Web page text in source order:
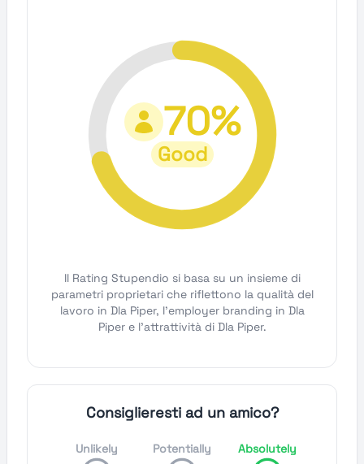
70%
Good
Il Rating Stupendio si basa su un insieme di
parametri proprietari che riflettono la qualità del
lavoro in Dla Piper, l'employer branding in Dla
Piper e l'attrattività di Dla Piper.
Consiglieresti ad un amico?
Unlikely Potentially Absolutely